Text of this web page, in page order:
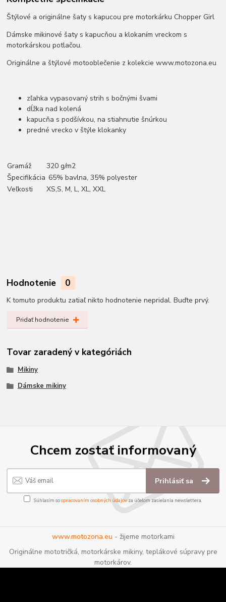
Štýlové a originálne šaty s kapucou pre motorkárku Chopper Girl
Dámske mikinové šaty s kapucňou a klokaním vreckom s
motorkárskou potlačou.
Originálne a štýlové motooblečenie z kolekcie www.motozona.eu
zľahka vypasovaný strih s bočnými švami
dĺžka nad kolená
kapucňa s podšívkou, na stiahnutie šnúrkou
predné vrecko v štýle klokanky
Gramáž
320 g/m2
Špecifikácia 65% bavlna, 35% polyester
Veľkosti
XS,S, M, L, XL, XXL
Hodnotenie 0
K tomuto produktu zatiaľ nikto hodnotenie nepridal. Buďte prvý.
Pridať hodnotenie
Tovar zaradený v kategóriách
Mikiny
Dámske mikiny
Chcem zostať informovaný
Prihlásiť sa
Súhlasím sospracovaním osobných údajov za účelom zasielania newslettera.
www.motozona.eu - žijeme motorkami
Originálne mototričká, motorkárske mikiny, teplákové súpravy pre
motorkárov.